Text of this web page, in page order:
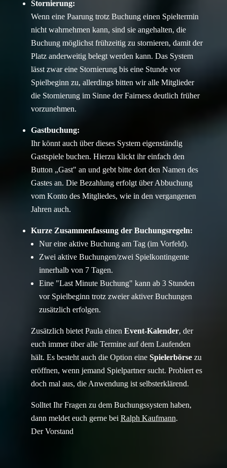
Stornierung:
Wenn eine Paarung trotz Buchung einen Spieltermin
nicht wahrnehmen kann, sind sie angehalten, die
Buchung möglichst frühzeitig zu stornieren, damit der
Platz anderweitig belegt werden kann. Das System
lässt zwar eine Stornierung bis eine Stunde vor
Spielbeginn zu, allerdings bitten wir alle Mitglieder
die Stornierung im Sinne der Fairness deutlich früher
vorzunehmen.
Gastbuchung:
Ihr könnt auch über dieses System eigenständig
Gastspiele buchen. Hierzu klickt ihr einfach den
Button „Gast" an und gebt bitte dort den Namen des
Gastes an. Die Bezahlung erfolgt über Abbuchung
vom Konto des Mitgliedes, wie in den vergangenen
Jahren auch.
Kurze Zusammenfassung der Buchungsregeln:
Nur eine aktive Buchung am Tag (im Vorfeld).
Zwei aktive Buchungen/zwei Spielkontingente
innerhalb von 7 Tagen.
Eine "Last Minute Buchung" kann ab 3 Stunden
vor Spielbeginn trotz zweier aktiver Buchungen
zusätzlich erfolgen.
Zusätzlich bietet Paula einen Event-Kalender, der
euch immer über alle Termine auf dem Laufenden
hält. Es besteht auch die Option eine Spielerbörsezu
eröffnen, wenn jemand Spielpartner sucht. Probiert es
doch mal aus, die Anwendung ist selbsterklärend.
Solltet Ihr Fragen zu dem Buchungssystem haben,
dann meldet euch gerne bei Ralph Kaufmann.
Der Vorstand